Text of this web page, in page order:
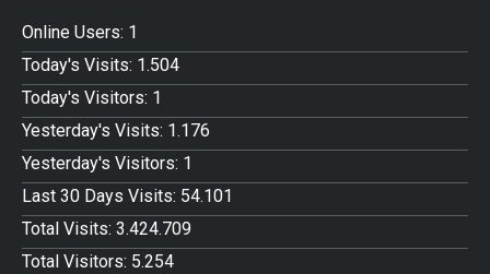
Online Users: 1
Today's Visits: 1.504
Today's Visitors: 1
Yesterday's Visits: 1.176
Yesterday's Visitors: 1
Last 30 Days Visits: 54.101
Total Visits: 3.424.709
Total Visitors: 5.254